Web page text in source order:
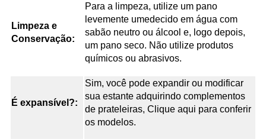
Limpeza e
Conservação:
Para a limpeza, utilize um pano
levemente umedecido em água com
sabão neutro ou álcool e, logo depois,
um pano seco. Não utilize produtos
químicos ou abrasivos.
É expansível?:
Sim, você pode expandir ou modificar
sua estante adquirindo complementos
de prateleiras, Clique aqui para conferir
os modelos.